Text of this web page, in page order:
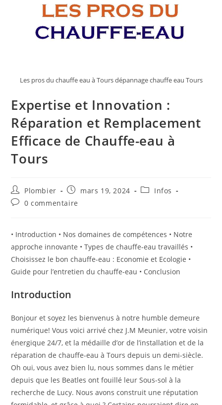
Les pros du chauffe eau à Tours dépannage chauffe eau Tours
Expertise et Innovation :
Réparation et Remplacement
Efficace de Chauffe-eau à
Tours
Auteur/autrice
de
la
Plombier
Publication
publiée :
mars 19, 2024
PostInfos
Commentaires
publication :
0 commentaire
• Introduction • Nos domaines de compétences • Notre
approche innovante • Types de chauffe-eau travaillés •
Choisissez le bon chauffe-eau : Economie et Ecologie •
Guide pour l’entretien du chauffe-eau • Conclusion
Introduction
Bonjour et soyez les bienvenus à notre humble demeure
numérique! Vous voici arrivé chez J.M Meunier, votre voisin
énergique 24/7, et la médaille d’or de l’installation et de la
réparation de chauffe-eau à Tours depuis un demi-siècle.
Oh oui, vous avez bien lu, nous sommes dans le métier
depuis que les Beatles ont fouillé leur Sous-sol à la
recherche de Lucy. Nous avons construit une réputation